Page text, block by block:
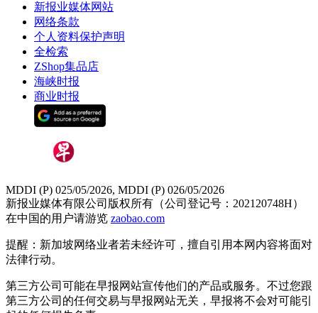
新报业媒体网站
网络条款
个人资料保护声明
全检索
ZShop集品店
海峡时报
商业时报
MDDI (P) 025/05/2026, MDDI (P) 026/05/2026
新报业媒体有限公司版权所有（公司登记号：202120748H）
在中国的用户请游览 zaobao.com
提醒：新加坡网络业者若未经许可，擅自引用本网内容将面对
法律行动。
第三方公司可能在早报网站宣传他们的产品或服务。不过您跟
第三方公司的任何交易与早报网站无关，早报将不会对可能引